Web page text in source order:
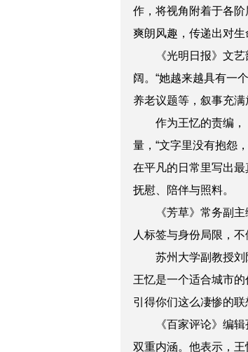
作，将视角附着于各
爽朗风趣，传递出对生
《光明日报》文
阔。“她越来越具有一
养老议题等，叙事充满
作为王忆的责编
量，“文字里没有抱怨
在平凡的日常里写出
抚慰、陪伴与照料。
《芳草》常务副主
人标签与身份局限，
苏州大学副教授刘
王忆是一个适合城市
引得你们这么凄惨的联
《百家评论》编辑
双重内涵。他表示，